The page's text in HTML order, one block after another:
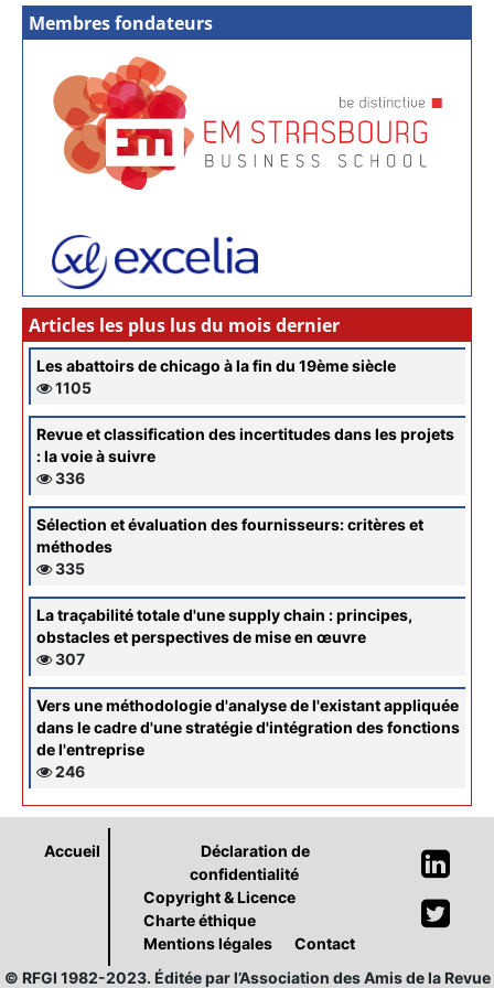
Membres fondateurs
Articles les plus lus du mois dernier
Les abattoirs de chicago à la fin du 19ème siècle
1105
Revue et classification des incertitudes dans les projets
: la voie à suivre
336
Sélection et évaluation des fournisseurs: critères et
méthodes
335
La traçabilité totale d'une supply chain : principes,
obstacles et perspectives de mise en œuvre
307
Vers une méthodologie d'analyse de l'existant appliquée
dans le cadre d'une stratégie d'intégration des fonctions
de l'entreprise
246
Accueil
Déclaration de
confidentialité
Copyright & Licence
Charte éthique
Mentions légales
Contact
© RFGI 1982-2023. Éditée par l’Association des Amis de la Revue